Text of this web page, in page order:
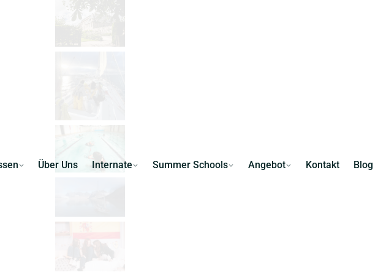
Über Uns Internate Summer Schools Angebot Kontakt Blog